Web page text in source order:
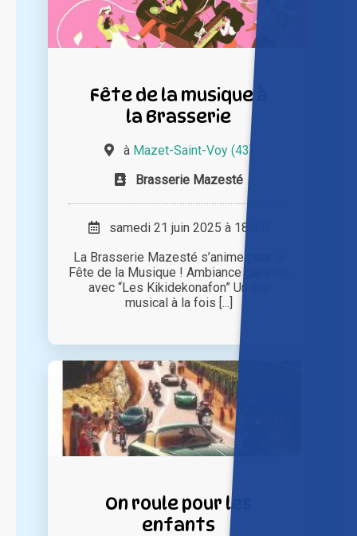
Fête de la musique à
la Brasserie
à Mazet-Saint-Voy (43)
Brasserie Mazesté
samedi 21 juin 2025 à 18h00
La Brasserie Mazesté s’anime pour la
Fête de la Musique ! Ambiance garantie
avec “Les Kikidekonafon” Un trio
musical à la fois [...]
On roule pour les
enfants